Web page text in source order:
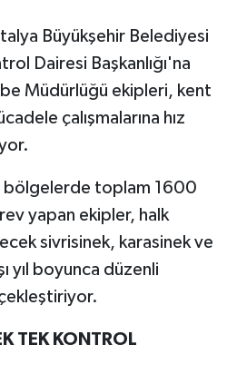
Büyükşehir Belediyesi
Dairesi Başkanlığı'na
Müdürlüğü ekipleri, kent
çalışmalarına hız
bölgelerde toplam 1600
yapan ekipler, halk
sivrisinek, karasinek ve
yıl boyunca düzenli
TEK KONTROL